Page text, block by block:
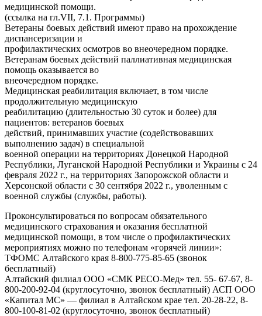
медицинской помощи.
(ссылка на гл.VII, 7.1. Программы)
Ветераны боевых действий имеют право на прохождение
диспансеризации и
профилактических осмотров во внеочередном порядке.
Ветеранам боевых действий паллиативная медицинская
помощь оказывается во
внеочередном порядке.
Медицинская реабилитация включает, в том числе
продолжительную медицинскую
реабилитацию (длительностью 30 суток и более) для
пациентов: ветеранов боевых
действий, принимавших участие (содействовавших
выполнению задач) в специальной
военной операции на территориях Донецкой Народной
Республики, Луганской Народной Республики и Украины с 24
февраля 2022 г., на территориях Запорожской области и
Херсонской области с 30 сентября 2022 г., уволенным с
военной службы (службы, работы).
Проконсультироваться по вопросам обязательного
медицинского страхования и оказания бесплатной
медицинской помощи, в том числе о профилактических
мероприятиях можно по телефонам «горячей линии»:
ТФОМС Алтайского края 8-800-775-85-65 (звонок
бесплатный)
Алтайский филиал ООО «СМК РЕСО-Мед» тел. 55- 67-67, 8-
800-200-92-04 (круглосуточно, звонок бесплатный) АСП ООО
«Капитал МС» — филиал в Алтайском крае тел. 20-28-22, 8-
800-100-81-02 (круглосуточно, звонок бесплатный)